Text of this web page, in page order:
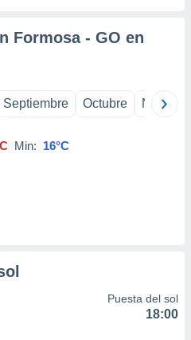
Formosa - GO en
Septiembre Octubre
Min: 16°C
Puesta del sol
18:00